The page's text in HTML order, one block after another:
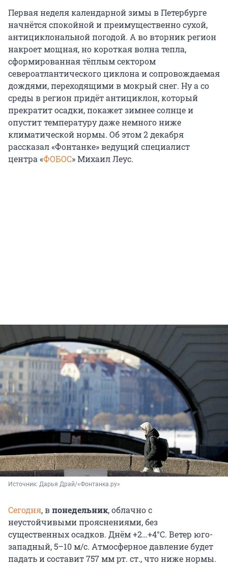
Первая неделя календарной зимы в Петербурге
начнётся спокойной и преимущественно сухой,
антициклональной погодой. А во вторник регион
накроет мощная, но короткая волна тепла,
сформированная тёплым сектором
североатлантического циклона и сопровождаемая
дождями, переходящими в мокрый снег. Ну а со
среды в регион придёт антициклон, который
прекратит осадки, покажет зимнее солнце и
опустит температуру даже немного ниже
климатической нормы. Об этом 2 декабря
рассказал «Фонтанке» ведущий специалист
центра «ФОБОС» Михаил Леус.
Источник: Дарья Драй/«Фонтанка.ру»
Сегодня, впонедельник, облачно с
неустойчивыми прояснениями, без
существенных осадков. Днём +2…+4°С. Ветер юго-
западный, 5–10 м/с. Атмосферное давление будет
падать и составит 757 мм рт. ст., что ниже нормы.